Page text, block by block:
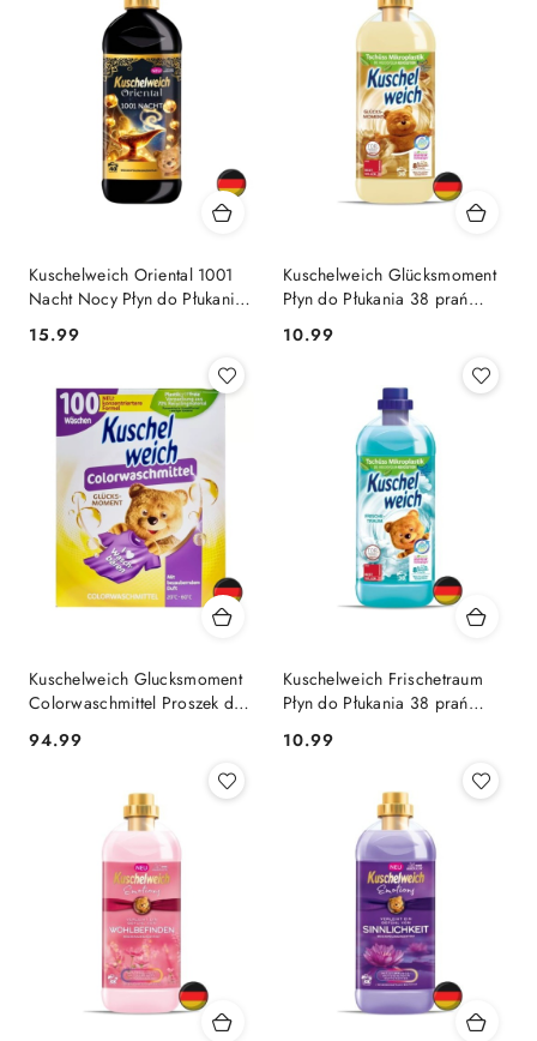
Kuschelweich Oriental 1001
Nacht Nocy Płyn do Płukania
Cena:
15.99
Kuschelweich Glücksmoment
Płyn do Płukania 38 prań
Cena:
10.99
Kuschelweich Glucksmoment
Colorwaschmittel Proszek do
(Niemcy)
Cena:
94.99
Kuschelweich Frischetraum
Płyn do Płukania 38 prań
Cena:
10.99